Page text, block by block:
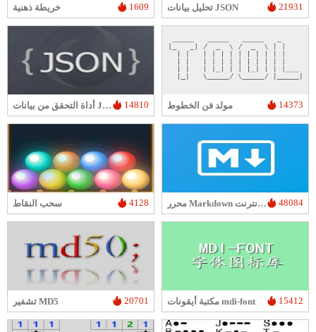
خريطة ذهنية 1609 تحليل بيانات JSON 21931
أداة التحقق من بيانات JSON 14810 مولد فن الخطوط 14373
سحب النقاط 4128 محرر Markdown عبر الإنترنت 48084
تشفير MD5 20701 مكتبة أيقونات mdi-font 15412